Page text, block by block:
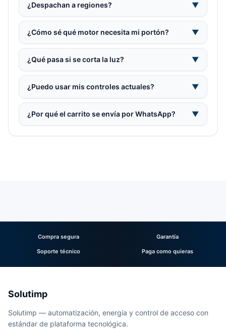
¿Despachan a regiones? ▼
¿Cómo sé qué motor necesita mi portón? ▼
¿Qué pasa si se corta la luz? ▼
¿Puedo usar mis controles actuales? ▼
¿Por qué el carrito se envía por WhatsApp? ▼
Compra segura Garantía
Soporte técnico Paga como quieras
Solutimp
Solutimp — automatización, energía y control de acceso con
estándar de plataforma tecnológica.